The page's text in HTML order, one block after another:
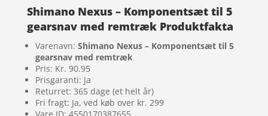
Shimano Nexus – Komponentsæt til 5
gearsnav med remtræk Produktfakta
Varenavn: Shimano Nexus – Komponentsæt til 5
gearsnav med remtræk
Pris: Kr. 90.95
Prisgaranti: Ja
Returret: 365 dage (et helt år)
Fri fragt: Ja, ved køb over kr. 299